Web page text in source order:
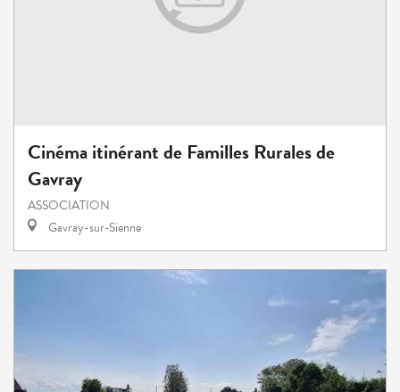
Cinéma itinérant de Familles Rurales de
Gavray
ASSOCIATION
Gavray-sur-Sienne